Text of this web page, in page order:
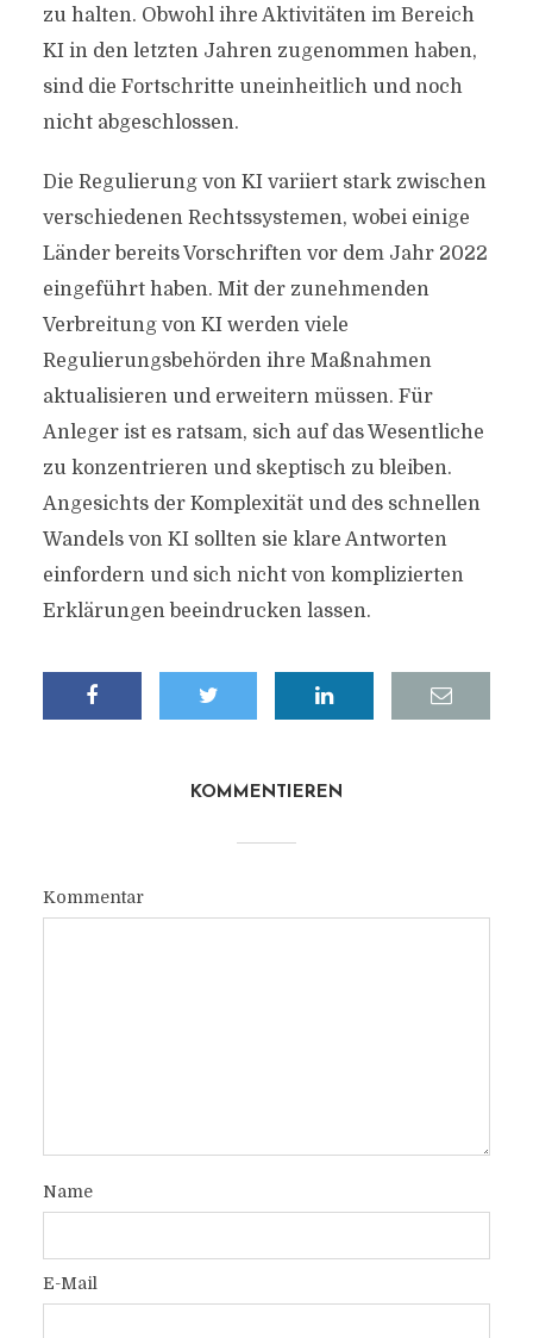
zu halten. Obwohl ihre Aktivitäten im Bereich
KI in den letzten Jahren zugenommen haben,
sind die Fortschritte uneinheitlich und noch
nicht abgeschlossen.
Die Regulierung von KI variiert stark zwischen
verschiedenen Rechtssystemen, wobei einige
Länder bereits Vorschriften vor dem Jahr 2022
eingeführt haben. Mit der zunehmenden
Verbreitung von KI werden viele
Regulierungsbehörden ihre Maßnahmen
aktualisieren und erweitern müssen. Für
Anleger ist es ratsam, sich auf das Wesentliche
zu konzentrieren und skeptisch zu bleiben.
Angesichts der Komplexität und des schnellen
Wandels von KI sollten sie klare Antworten
einfordern und sich nicht von komplizierten
Erklärungen beeindrucken lassen.
KOMMENTIEREN
Kommentar
Name
E-Mail